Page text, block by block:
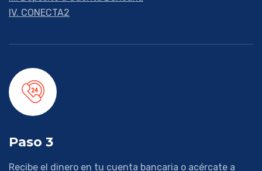
IV. CONECTA2
Paso 3
Recibe el dinero en tu cuenta bancaria o acércate a